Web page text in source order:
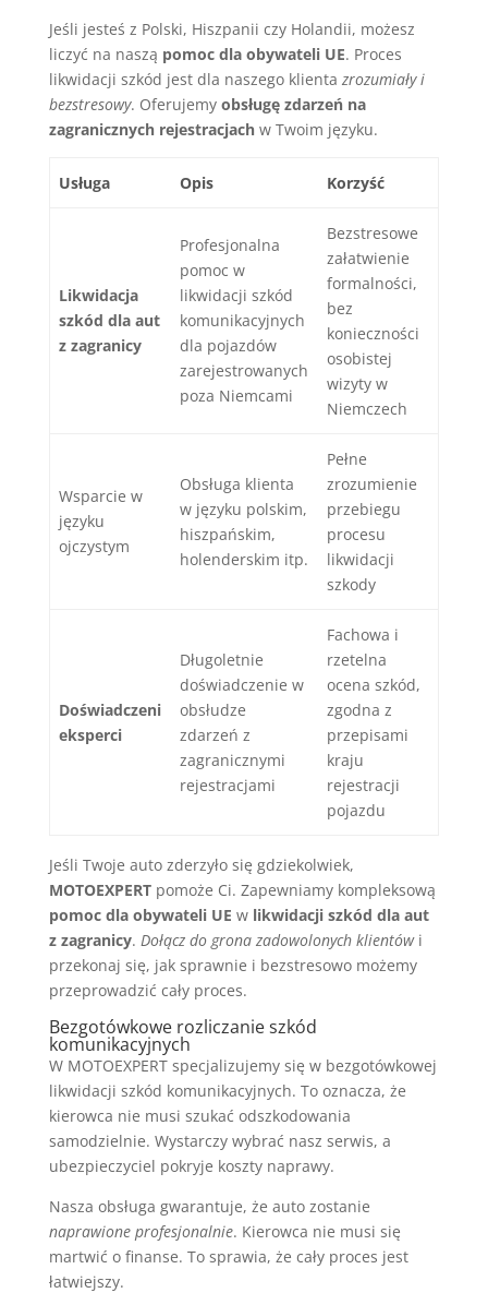
Jeśli jesteś z Polski, Hiszpanii czy Holandii, możesz
liczyć na naszą pomoc dla obywateli UE. Proces
likwidacji szkód jest dla naszego klienta zrozumiały i
bezstresowy. Oferujemy obsługę zdarzeń na
zagranicznych rejestracjachw Twoim języku.
Usługa Opis Korzyść
Likwidacja
szkód dla aut
z zagranicy
Profesjonalna
pomoc w
likwidacji szkód
komunikacyjnych
dla pojazdów
zarejestrowanych
poza Niemcami
Bezstresowe
załatwienie
formalności,
bez
konieczności
osobistej
wizyty w
Niemczech
Wsparcie w
języku
ojczystym
Obsługa klienta
w języku polskim,
hiszpańskim,
holenderskim itp.
Pełne
zrozumienie
przebiegu
procesu
likwidacji
szkody
Doświadczeni
eksperci
Długoletnie
doświadczenie w
obsłudze
zdarzeń z
zagranicznymi
rejestracjami
Fachowa i
rzetelna
ocena szkód,
zgodna z
przepisami
kraju
rejestracji
pojazdu
Jeśli Twoje auto zderzyło się gdziekolwiek,
MOTOEXPERTpomoże Ci. Zapewniamy kompleksową
pomoc dla obywateli UE w likwidacji szkód dla aut
z zagranicy. Dołącz do grona zadowolonych klientówi
przekonaj się, jak sprawnie i bezstresowo możemy
przeprowadzić cały proces.
Bezgotówkowe rozliczanie szkód
komunikacyjnych
W MOTOEXPERT specjalizujemy się w bezgotówkowej
likwidacji szkód komunikacyjnych. To oznacza, że
kierowca nie musi szukać odszkodowania
samodzielnie. Wystarczy wybrać nasz serwis, a
ubezpieczyciel pokryje koszty naprawy.
Nasza obsługa gwarantuje, że auto zostanie
naprawione profesjonalnie. Kierowca nie musi się
martwić o finanse. To sprawia, że cały proces jest
łatwiejszy.